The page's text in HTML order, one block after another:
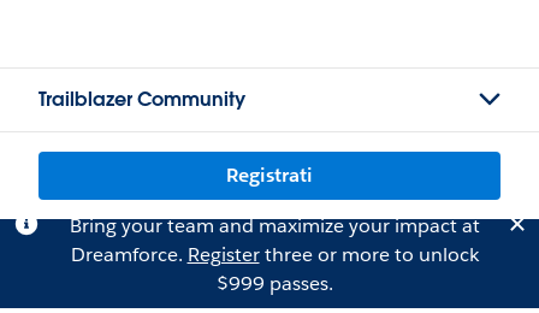
Trailblazer Community
Registrati
Bring your team and maximize your impact at
Dreamforce. Registerthree or more to unlock
$999 passes.